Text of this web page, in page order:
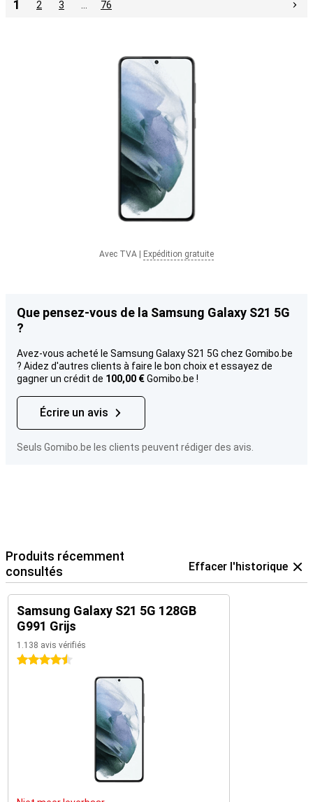
1 2 3 76
Avec TVA Expédition gratuite
Que pensez-vous de la Samsung Galaxy S21 5G
?
Avez-vous acheté le Samsung Galaxy S21 5G chez Gomibo.be
? Aidez d'autres clients à faire le bon choix et essayez de
gagner un crédit de 100,00 €Gomibo.be !
Écrire un avis
Seuls Gomibo.be les clients peuvent rédiger des avis.
Produits récemment
consultés
Effacer l'historique
Samsung Galaxy S21 5G 128GB
G991 Grijs
1.138 avis vérifiés
4.5 étoiles